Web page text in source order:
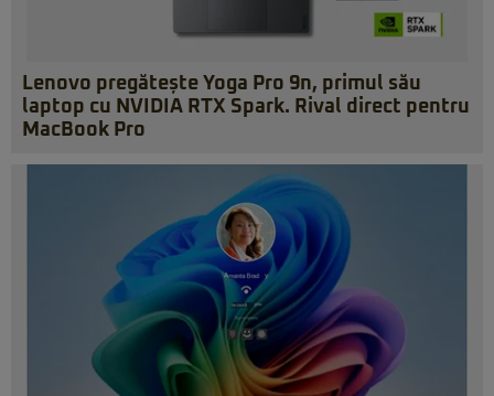
Lenovo pregătește Yoga Pro 9n, primul său
laptop cu NVIDIA RTX Spark. Rival direct pentru
MacBook Pro